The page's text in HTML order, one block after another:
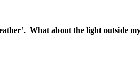
What about the light outside